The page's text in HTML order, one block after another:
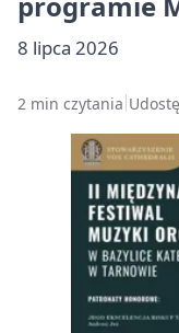
8 lipca 2026
2 min czytania